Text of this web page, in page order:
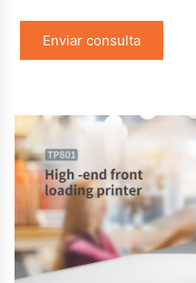
Enviar consulta